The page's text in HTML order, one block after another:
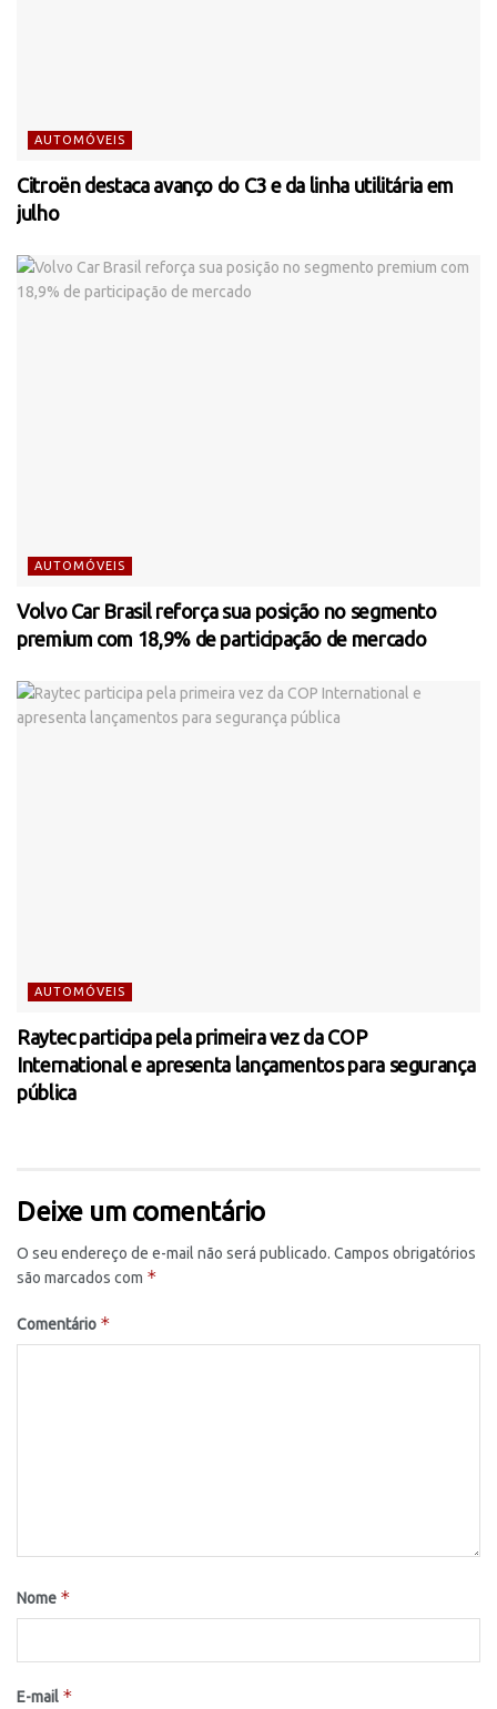
AUTOMÓVEIS
Citroën destaca avanço do C3 e da linha utilitária em
julho
AUTOMÓVEIS
Volvo Car Brasil reforça sua posição no segmento
premium com 18,9% de participação de mercado
AUTOMÓVEIS
Raytec participa pela primeira vez da COP
International e apresenta lançamentos para segurança
pública
Deixe um comentário
O seu endereço de e-mail não será publicado. Campos obrigatórios
são marcados com *
Comentário *
Nome *
E-mail *